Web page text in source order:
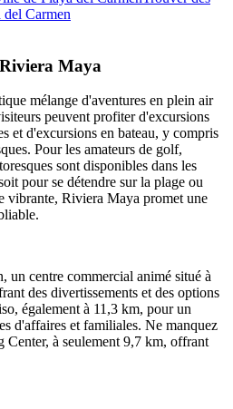
Carmen
Maya
mélange d'aventures en plein air
peuvent profiter d'excursions
et d'excursions en bateau, y compris
Pour les amateurs de golf,
sont disponibles dans les
pour se détendre sur la plage ou
vibrante, Riviera Maya promet une
un centre commercial animé situé à
des divertissements et des options
également à 11,3 km, pour un
d'affaires et familiales. Ne manquez
Center, à seulement 9,7 km, offrant